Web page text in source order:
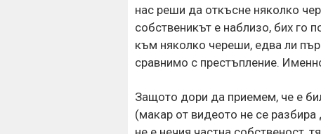
нас реши да откъсне няколко
собственикът е наблизо, бих го
към няколко череши, едва ли
сравнимо с престъпление.
Защото дори да приемем, че е
(макар от видеото не се разбира